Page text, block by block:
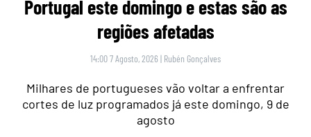
Portugal este domingo e estas são as
regiões afetadas
14:00 7 Agosto, 2026 | Rubén Gonçalves
Milhares de portugueses vão voltar a enfrentar
cortes de luz programados já este domingo, 9 de
agosto